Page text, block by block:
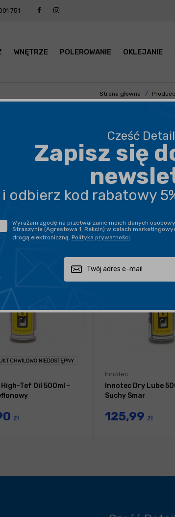
751
WNĘTRZE POLEROWANIE OKLEJANIE
Strona główna
SMARUJĄCE W
PODKATEGORIA
POKAŻ PO: 21
High-Tef Oil 500ml -
zł
Innotec
Innotec Dry Lube
Suchy Smar
125,99 zł
Cześć
Zapisz się
i odbierz kod rabatowy
Wyrażam zgodę na przetwarzanie moich danych
Straszynie (Agrestowa 1, Rekcin) w celach
drogą elektroniczną. Polityka prywatności